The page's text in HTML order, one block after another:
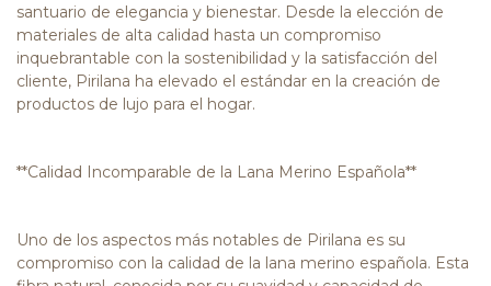
santuario de elegancia y bienestar. Desde la elección de
materiales de alta calidad hasta un compromiso
inquebrantable con la sostenibilidad y la satisfacción del
cliente, Pirilana ha elevado el estándar en la creación de
productos de lujo para el hogar.
**Calidad Incomparable de la Lana Merino Española**
Uno de los aspectos más notables de Pirilana es su
compromiso con la calidad de la lana merino española. Esta